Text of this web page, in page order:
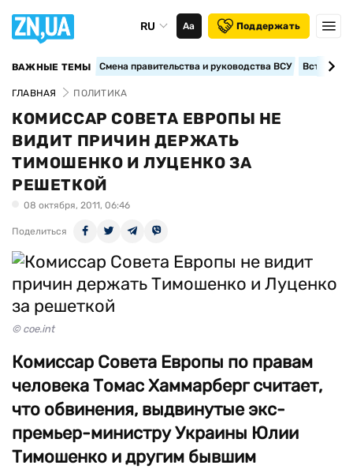
RU Аа Поддержать
ВАЖНЫЕ ТЕМЫ Смена правительства и руководства ВСУ
ГЛАВНАЯ ПОЛИТИКА
КОМИССАР СОВЕТА ЕВРОПЫ НЕ
ВИДИТ ПРИЧИН ДЕРЖАТЬ
ТИМОШЕНКО И ЛУЦЕНКО ЗА
РЕШЕТКОЙ
08 октября, 2011, 06:46
Поделиться
© coe.int
Комиссар Совета Европы по правам
человека Томас Хаммарберг считает,
что обвинения, выдвинутые экс-
премьер-министру Украины Юлии
Тимошенко и другим бывшим